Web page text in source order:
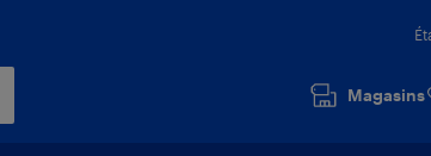
Magasins